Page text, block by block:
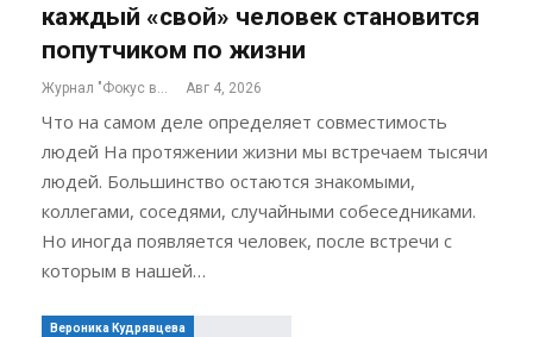
каждый «свой» человек становится
попутчиком по жизни
Журнал "Фокус внимания" Авг 4, 2026
Что на самом деле определяет совместимость
людей На протяжении жизни мы встречаем тысячи
людей. Большинство остаются знакомыми,
коллегами, соседями, случайными собеседниками.
Но иногда появляется человек, после встречи с
которым в нашей…
Вероника Кудрявцева